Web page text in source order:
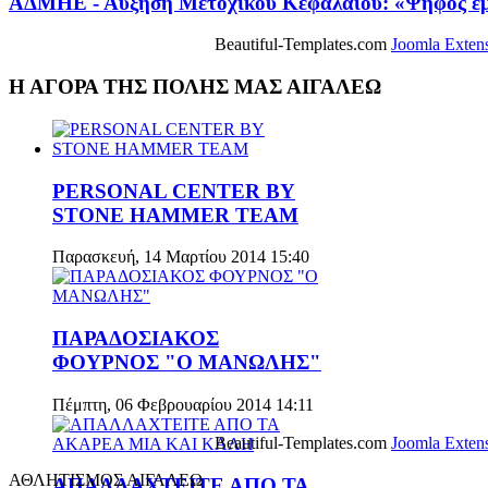
Beautiful-Templates.com Joomla
Η ΑΓΟΡΑ ΤΗΣ ΠΟΛΗΣ ΜΑΣ ΑΙΓΑΛΕΩ
PERSONAL CENTER BY
STONE HAMMER TEAM
Παρασκευή, 14 Μαρτίου 2014 15:40
ΠΑΡΑΔΟΣΙΑΚΟΣ
ΦΟΥΡΝΟΣ "Ο ΜΑΝΩΛΗΣ"
Πέμπτη, 06 Φεβρουαρίου 2014 14:11
Beautiful-Templates.com Joomla
ΑΘΛΗΤΙΣΜΟΣ ΑΙΓΑΛΕΩ